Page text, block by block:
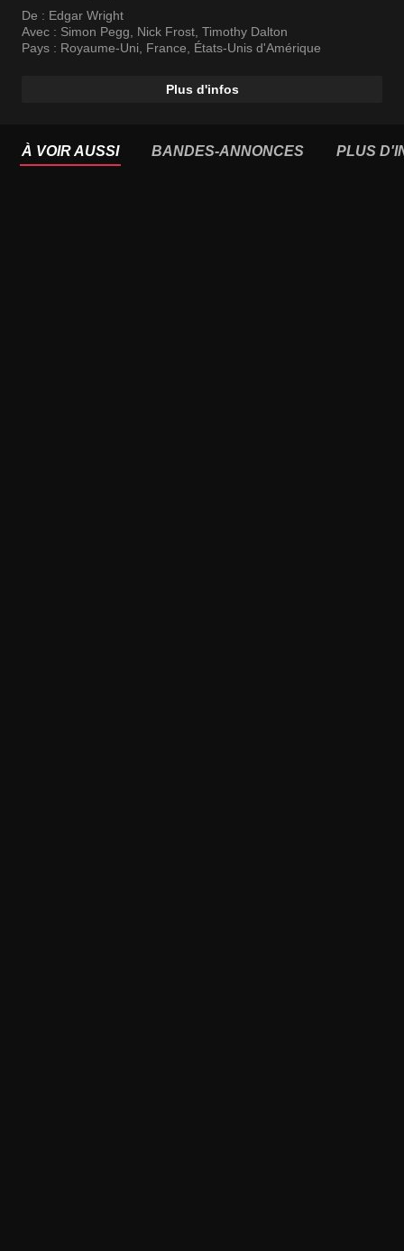
De : Edgar Wright
Avec : Simon Pegg, Nick Frost, Timothy Dalton
Pays : Royaume-Uni, France, États-Unis d'Amérique
Plus d'infos
À VOIR AUSSI BANDES-ANNONCES PLUS